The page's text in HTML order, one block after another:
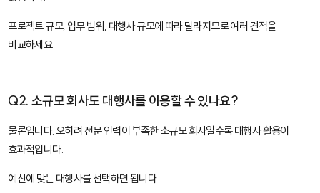
프로젝트 규모, 업무 범위, 대행사 규모에 따라 달라지므로 여러 견적을
비교하세요.
Q2. 소규모 회사도 대행사를 이용할 수 있나요?
물론입니다. 오히려 전문 인력이 부족한 소규모 회사일수록 대행사 활용이
효과적입니다.
예산에 맞는 대행사를 선택하면 됩니다.